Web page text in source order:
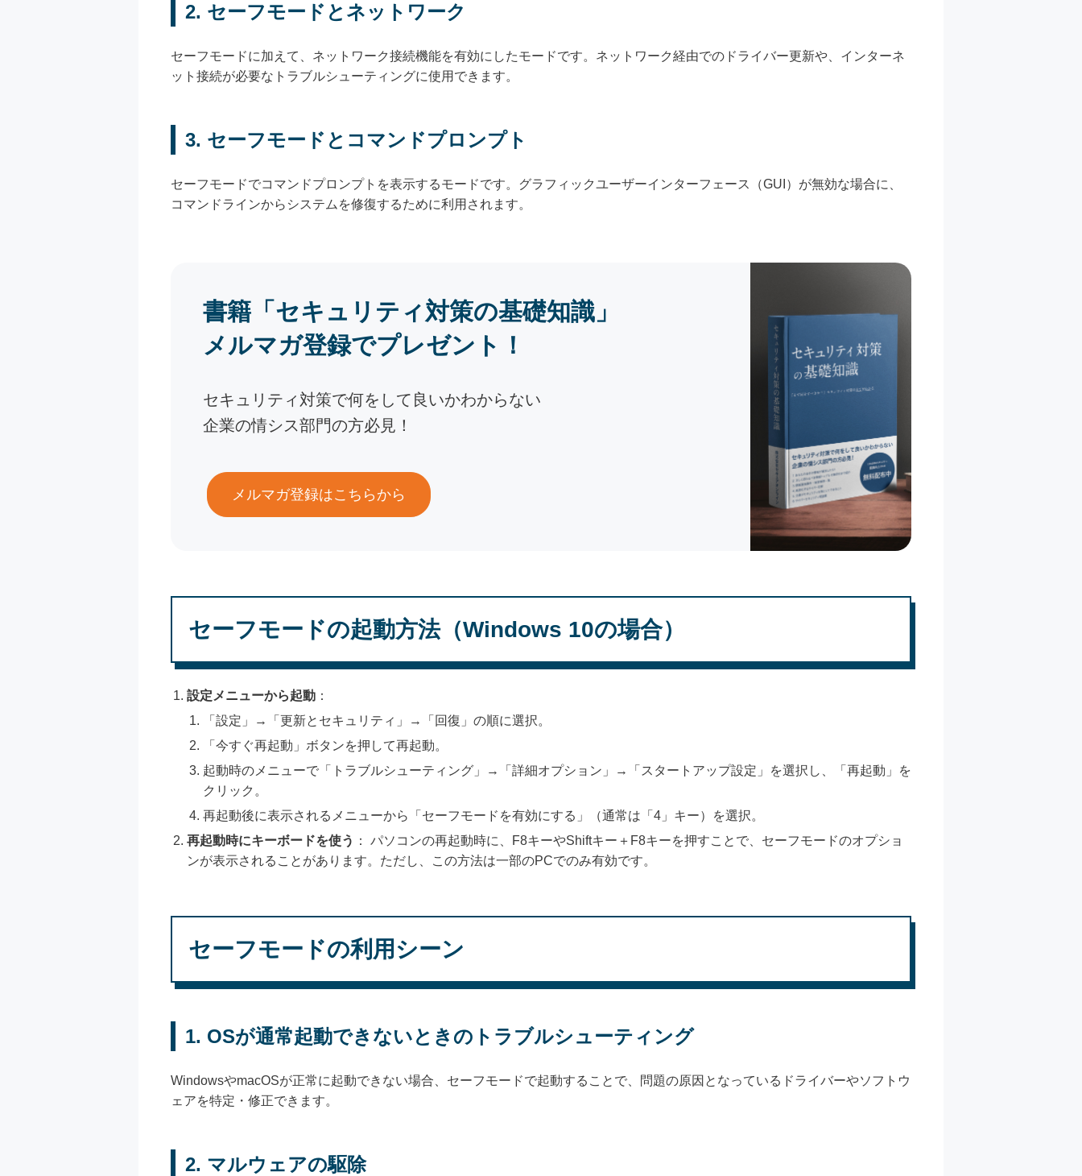
2. セーフモードとネットワーク
セーフモードに加えて、ネットワーク接続機能を有効にしたモードです。ネットワーク経由でのドライバー更新や、インターネ
ット接続が必要なトラブルシューティングに使用できます。
3. セーフモードとコマンドプロンプト
セーフモードでコマンドプロンプトを表示するモードです。グラフィックユーザーインターフェース（GUI）が無効な場合に、
コマンドラインからシステムを修復するために利用されます。
書籍「セキュリティ対策の基礎知識」
メルマガ登録でプレゼント！
セキュリティ対策で何をして良いかわからない
企業の情シス部門の方必見！
メルマガ登録はこちらから
セーフモードの起動方法（Windows 10の場合）
設定メニューから起動 ：
「設定」→「更新とセキュリティ」→「回復」の順に選択。
「今すぐ再起動」ボタンを押して再起動。
起動時のメニューで「トラブルシューティング」→「詳細オプション」→「スタートアップ設定」を選択し、「再起動」を
クリック。
再起動後に表示されるメニューから「セーフモードを有効にする」（通常は「4」キー）を選択。
再起動時にキーボードを使う ： パソコンの再起動時に、F8キーやShiftキー＋F8キーを押すことで、セーフモードのオプショ
ンが表示されることがあります。ただし、この方法は一部のPCでのみ有効です。
セーフモードの利用シーン
1. OSが通常起動できないときのトラブルシューティング
WindowsやmacOSが正常に起動できない場合、セーフモードで起動することで、問題の原因となっているドライバーやソフトウ
ェアを特定・修正できます。
2. マルウェアの駆除